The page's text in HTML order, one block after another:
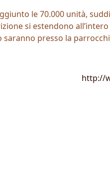
le 70.000 unità,
si estendono
saranno presso la
http://